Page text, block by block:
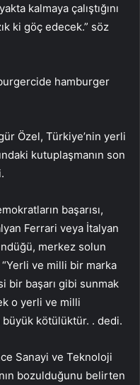
kalmaya çalıştığını
ki göç edecek.” söz
hamburger
Özel, Türkiye’nin yerli
kutuplaşmanın son
başarısı,
Ferrari veya İtalyan
merkez solun
“Yerli ve milli bir marka
bir başarı gibi sunmak
o yerli ve milli
kötülüktür. . dedi.
Sanayi ve Teknoloji
bozulduğunu belirten